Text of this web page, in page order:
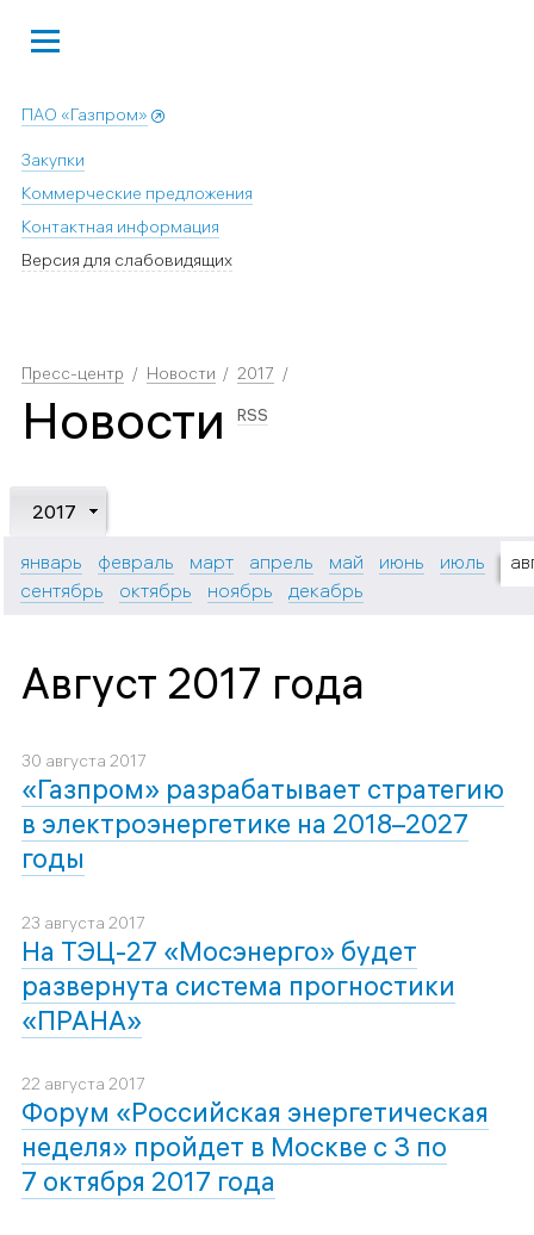
ПАО «Газпром»
Закупки
Коммерческие предложения
Контактная информация
Версия для слабовидящих
Пресс-центр Новости 2017
Новости RSS
2017
январь февраль март апрель май июнь июль
сентябрь
октябрь ноябрь декабрь
Август 2017 года
30 августа 2017
«Газпром» разрабатывает стратегию
в электроэнергетике на 2018–2027
годы
23 августа 2017
На ТЭЦ-27 «Мосэнерго» будет
развернута система прогностики
«ПРАНА»
22 августа 2017
Форум «Российская энергетическая
неделя» пройдет в Москве с 3 по
7 октября 2017 года